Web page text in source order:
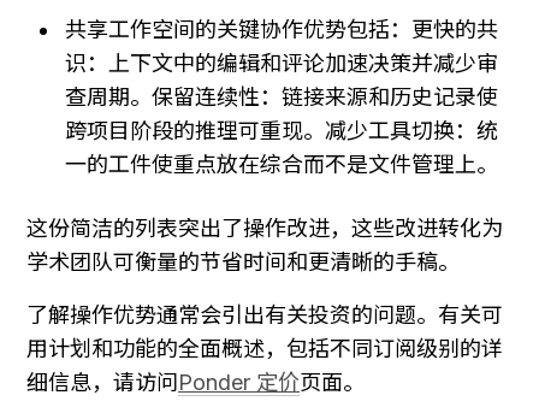
共享工作空间的关键协作优势包括：更快的共
识：上下文中的编辑和评论加速决策并减少审
查周期。保留连续性：链接来源和历史记录使
跨项目阶段的推理可重现。减少工具切换：统
一的工件使重点放在综合而不是文件管理上。
这份简洁的列表突出了操作改进，这些改进转化为
学术团队可衡量的节省时间和更清晰的手稿。
了解操作优势通常会引出有关投资的问题。有关可
用计划和功能的全面概述，包括不同订阅级别的详
细信息，请访问 Ponder 定价页面。